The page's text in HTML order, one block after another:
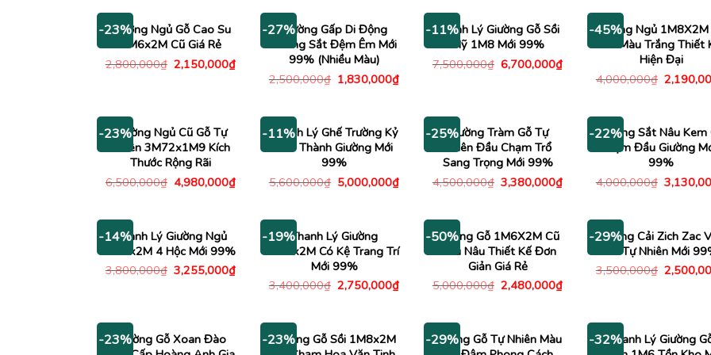
3,480,000₫. 2,980,000₫.
-23%
Giường Ngủ Gỗ Cao Su
1M6x2M Cũ Giá Rẻ
2,800,000₫ Giá
gốc
2,150,000₫Giá
-27%Giường Gấp Di Động
Khung Sắt Đệm Êm Mới
99% (Nhiều Màu)
2,500,000₫ Giá
gốc
1,830,000₫Giá
1,830,000₫.
-11%
Thanh Lý Giường Gỗ Sồi
Mỹ 1M8 Mới 99%
7,500,000₫ Giá
gốc
6,700,000₫Giá
-45%
Giường Ngủ 1M8X2M
Gỗ Màu Trắng Thiết
Hiện Đại
4,000,000₫ Giá
gốc
-23%Giường Ngủ Cũ Gỗ Tự
Nhiên 3M72x1M9 Kích
Thước Rộng Rãi
6,500,000₫ Giá
gốc
4,980,000₫Giá
4,980,000₫.
-11%
Thanh Lý Ghế Trường Kỷ
Kéo Thành Giường Mới
99%
5,600,000₫ Giá
gốc
5,000,000₫Giá
5,000,000₫.
-25%Giường Tràm Gỗ Tự
Nhiên Đầu Chạm Trổ
Sang Trọng Mới 99%
4,500,000₫ Giá
gốc
3,380,000₫Giá
3,380,000₫.
-22%
Giường Sắt Nâu Kem
Đệm Đầu Giường
99%
4,000,000₫ Giá
gốc
-14%Thanh Lý Giường Ngủ
1M6x2M 4 Hộc Mới 99%
3,800,000₫ Giá
gốc
3,255,000₫Giá
-19%Thanh Lý Giường
1M6x2M Có Kệ Trang Trí
Mới 99%
3,400,000₫ Giá
gốc
2,750,000₫Giá
2,750,000₫.
-50%
Giường Gỗ 1M6X2M Cũ
Màu Nâu Thiết Kế Đơn
Giản Giá Rẻ
5,000,000₫ Giá
gốc
2,480,000₫Giá
2,480,000₫.
-29%
Giường Cải Zich Zac
Gỗ Tự Nhiên Mới
3,500,000₫ Giá
gốc
-23%Giường Gỗ Xoan Đào
-23%
Giường Gỗ Sồi 1M8x2M
-29%
Giường Gỗ Tự Nhiên Màu
-32%Thanh Lý Giường